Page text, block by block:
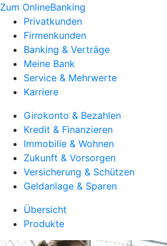
Zum OnlineBanking
Privatkunden
Firmenkunden
Banking & Verträge
Meine Bank
Service & Mehrwerte
Karriere
Girokonto & Bezahlen
Kredit & Finanzieren
Immobilie & Wohnen
Zukunft & Vorsorgen
Versicherung & Schützen
Geldanlage & Sparen
Übersicht
Produkte